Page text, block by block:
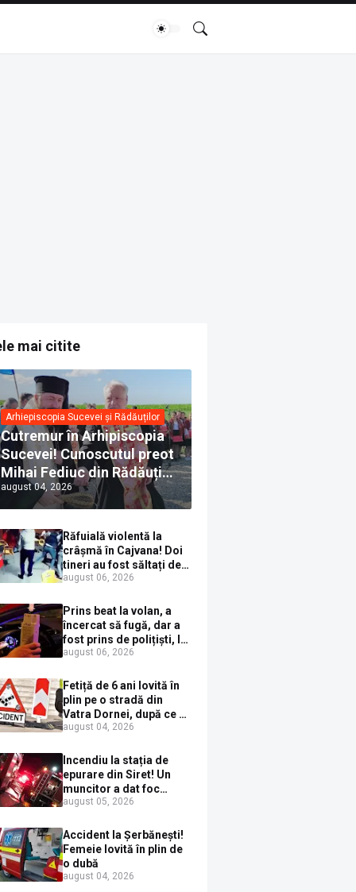
mai citite
Arhiepiscopia Sucevei și Rădăuților
Cutremur în Arhipiscopia
Sucevei! Cunoscutul preot
Mihai Fediuc din Rădăuți a
trecut la Biserica Creștină
Ortodoxă Valahă. ÎPS
Calinic anunță că îi
pregătește judecata
canonică
august 04, 2026
Răfuială violentă la
crâșmă în Cajvana! Doi
tineri au fost săltați de
polițiști după un scandal
distruse
august 06, 2026
Prins beat la volan, a
încercat să fugă, dar a
fost prins de polițiști, la
Dorna Candrenilor.
1,59 mg/l alcool pur în
aerul expirat
august 06, 2026
Fetiță de 6 ani lovită în
plin pe o stradă din
Vatra Dornei, după ce a
ieșit în fața mașinii prin
august 04, 2026
Incendiu la stația de
epurare din Siret! Un
muncitor a dat foc
pompelor de apă în timp
combustibil
august 05, 2026
Accident la Șerbănești!
Femeie lovită în plin de
o dubă
august 04, 2026